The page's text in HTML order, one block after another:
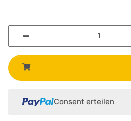
Consent erteilen